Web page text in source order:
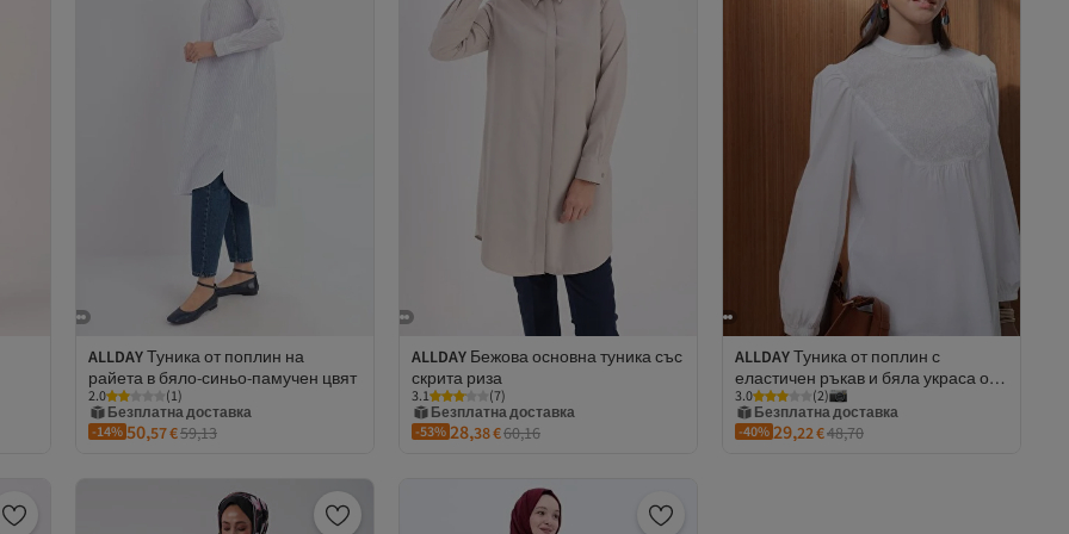
ALLDAYТуника от поплин на
райета в бяло-синьо-памучен цвят
2.0 (1)
Безплатна доставка
Купон за 1 EUR
2 евро отстъпка за 5+ артикула
-14% 50,57€59,13
ALLDAY Бежова основна туника със
скрита риза
3.1 (7)
Безплатна доставка
Оферта с купон
2 евро отстъпка за 5+ артикула
-53% 28,38€60,16
ALLDAYТуника от поплин с
еластичен ръкав и бяла украса от
миди
3.0 (2)
Безплатна доставка
2 евро отстъпка за 5+ артикула
Безплатна доставка
-40% 29,22€48,70